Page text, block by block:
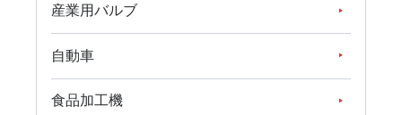
産業用バルブ
自動車
食品加工機